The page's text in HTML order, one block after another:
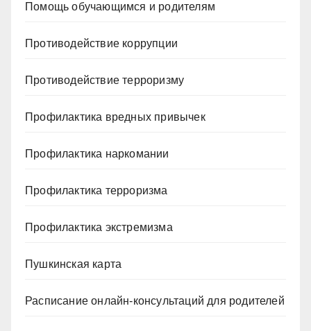
Помощь обучающимся и родителям
Противодействие коррупции
Противодействие терроризму
Профилактика вредных привычек
Профилактика наркомании
Профилактика терроризма
Профилактика экстремизма
Пушкинская карта
Расписание онлайн-консультаций для родителей